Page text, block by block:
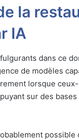
la
IA
dans ce
de modèles
lorsque
sur des
possible